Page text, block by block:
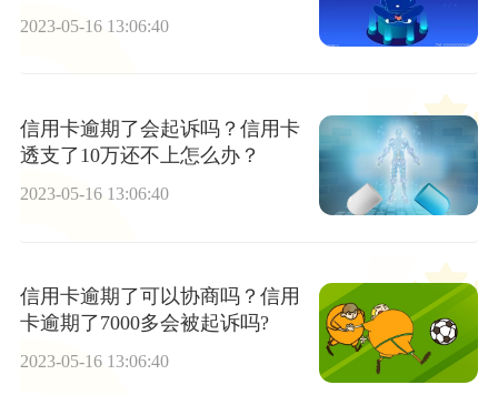
2023-05-16 13:06:40
信用卡逾期了会起诉吗？信用卡
透支了10万还不上怎么办？
2023-05-16 13:06:40
信用卡逾期了可以协商吗？信用
卡逾期了7000多会被起诉吗?
2023-05-16 13:06:40